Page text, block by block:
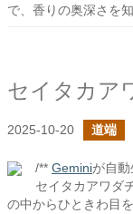
で、香りの奥深さを
2025-10-20 道端
/** Geminiが自
セイタカアワダ
の中からひときわ目